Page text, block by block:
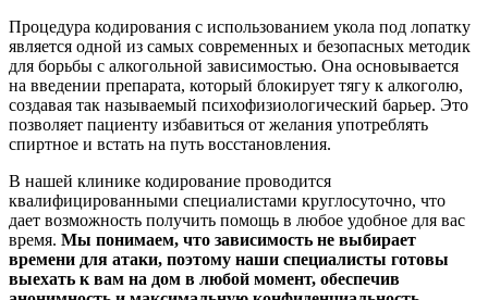
Процедура кодирования с использованием укола под лопатку
является одной из самых современных и безопасных методик
для борьбы с алкогольной зависимостью. Она основывается
на введении препарата, который блокирует тягу к алкоголю,
создавая так называемый психофизиологический барьер. Это
позволяет пациенту избавиться от желания употреблять
спиртное и встать на путь восстановления.
В нашей клинике кодирование проводится
квалифицированными специалистами круглосуточно, что
дает возможность получить помощь в любое удобное для вас
время. Мы понимаем, что зависимость не выбирает
времени для атаки, поэтому наши специалисты готовы
выехать к вам на дом в любой момент, обеспечив